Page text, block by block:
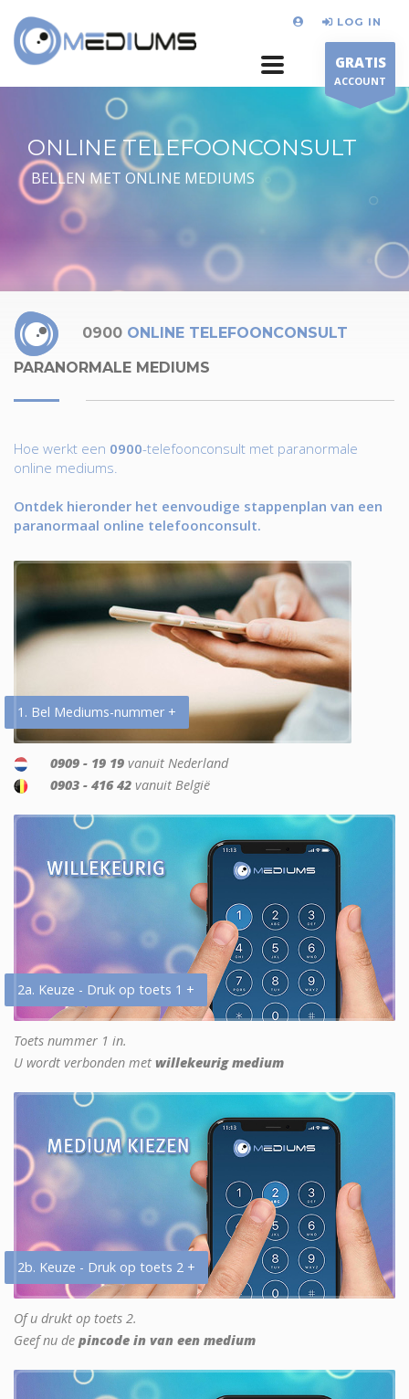
LOG IN
GRATIS
ACCOUNT
ONLINE TELEFOONCONSULT
BELLEN MET ONLINE MEDIUMS
0900 ONLINE TELEFOONCONSULT
PARANORMALE MEDIUMS
Hoe werkt een 0900-telefoonconsult met paranormale
online mediums.
Ontdek hieronder het eenvoudige stappenplan van een
paranormaal online telefoonconsult.
1. Bel Mediums-nummer +
0909 - 19 19 vanuit Nederland
0903 - 416 42 vanuit België
2a. Keuze - Druk op toets 1 +
Toets nummer 1 in.
U wordt verbonden met willekeurig medium
2b. Keuze - Druk op toets 2 +
Of u drukt op toets 2.
Geef nu de pincode in van een medium